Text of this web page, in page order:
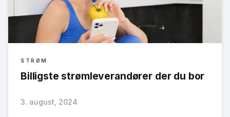
STRØM
Billigste strømleverandører der du bor
3. august, 2024